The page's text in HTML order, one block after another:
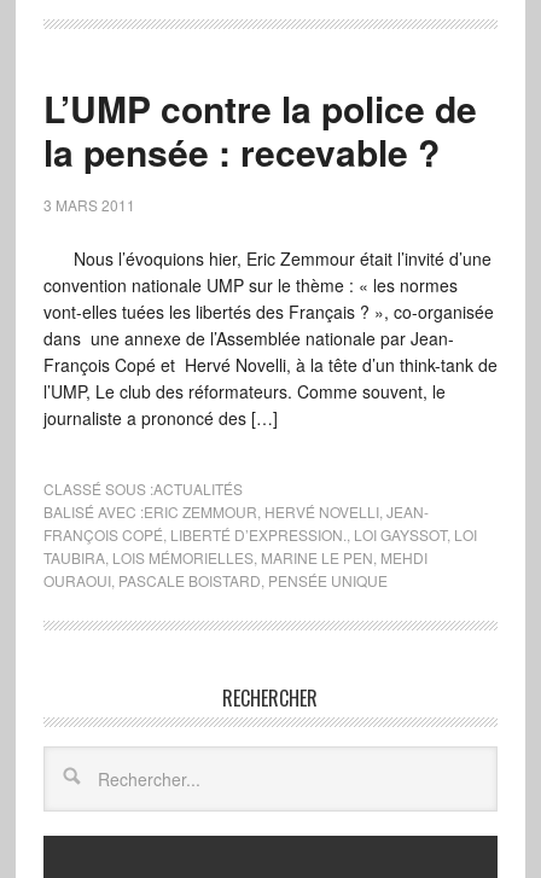
L’UMP contre la police de
la pensée : recevable ?
3 MARS 2011
Nous l’évoquions hier, Eric Zemmour était l’invité d’une
convention nationale UMP sur le thème : « les normes
vont-elles tuées les libertés des Français ? », co-organisée
dans une annexe de l’Assemblée nationale par Jean-
François Copé et Hervé Novelli, à la tête d’un think-tank de
l’UMP, Le club des réformateurs. Comme souvent, le
journaliste a prononcé des […]
CLASSÉ SOUS :ACTUALITÉS
BALISÉ AVEC :ERIC ZEMMOUR HERVÉ NOVELLI, JEAN-
FRANÇOIS COPÉ LIBERTÉ D’EXPRESSION. LOI GAYSSOT, LOI
TAUBIRA, LOIS MÉMORIELLES, MARINE LE PEN MEHDI
OURAOUI, PASCALE BOISTARD PENSÉE UNIQUE
RECHERCHER